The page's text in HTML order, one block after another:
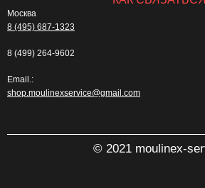
Москва
8 (495) 687-1323
8 (499) 264-9602
Email.:
shop.moulinexservice@gmail.com
© 2021 moulinex-